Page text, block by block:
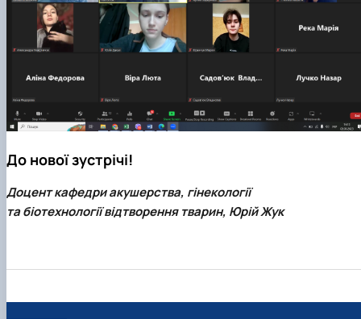
До нової зустрічі!
Доцент кафедри акушерства, гінекології
та біотехнології відтворення тварин, Юрій Жук